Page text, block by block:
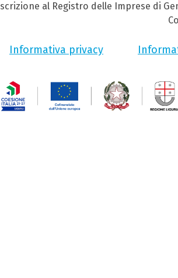
Iscrizione al Registro delle Imprese di
Informativa privacy